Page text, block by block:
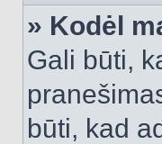
» Kodėl
Gali būti,
būti, kad